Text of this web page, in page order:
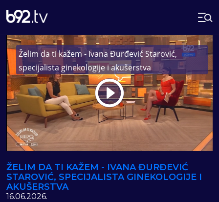
Play
Želim da ti kažem - Ivana Đurđević Starović,
specijalista ginekologije i akušerstva
ŽELIM DA TI KAŽEM - IVANA ĐURĐEVIĆ
STAROVIĆ, SPECIJALISTA GINEKOLOGIJE I
AKUŠERSTVA
16.06.2026.